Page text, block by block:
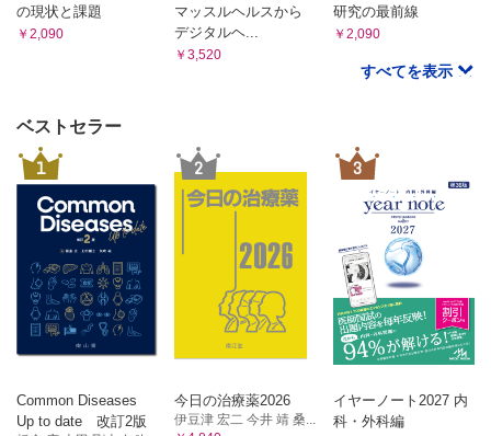
の現状と課題
￥2,090
マッスルヘルスから
デジタルヘ...
￥3,520
研究の最前線
￥2,090
すべてを表示
ベストセラー
1
Common Diseases
Up to date 改訂2版
2
今日の治療薬2026
伊豆津 宏二 今井 靖 桑...
3
イヤーノート2027 内
科・外科編